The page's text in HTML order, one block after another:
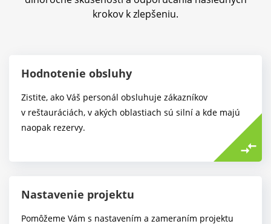
krokov k zlepšeniu.
Hodnotenie obsluhy
Zistite, ako Váš personál obsluhuje zákazníkov
v reštauráciách, v akých oblastiach sú silní a kde majú
naopak rezervy.
compare_arrows
Nastavenie projektu
Pomôžeme Vám s nastavením a zameraním projektu